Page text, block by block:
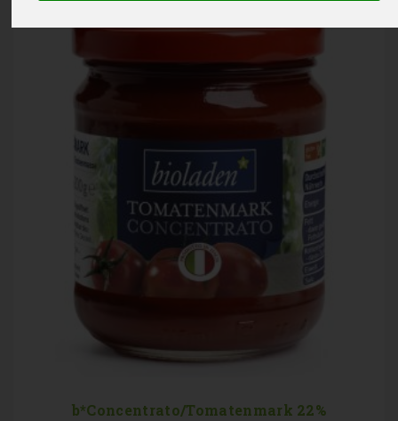
b*Concentrato/Tomatenmark 22%